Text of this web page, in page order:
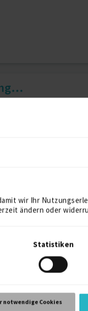
wir Ihr
ändern oder
Statistiken
notwendige Cookies